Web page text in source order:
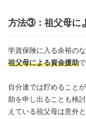
方法③：祖父母に
学資保険に入る余裕の
祖父母による資金援助
自分達では貯めること
助を申し出ることも検
えている祖父母は意外